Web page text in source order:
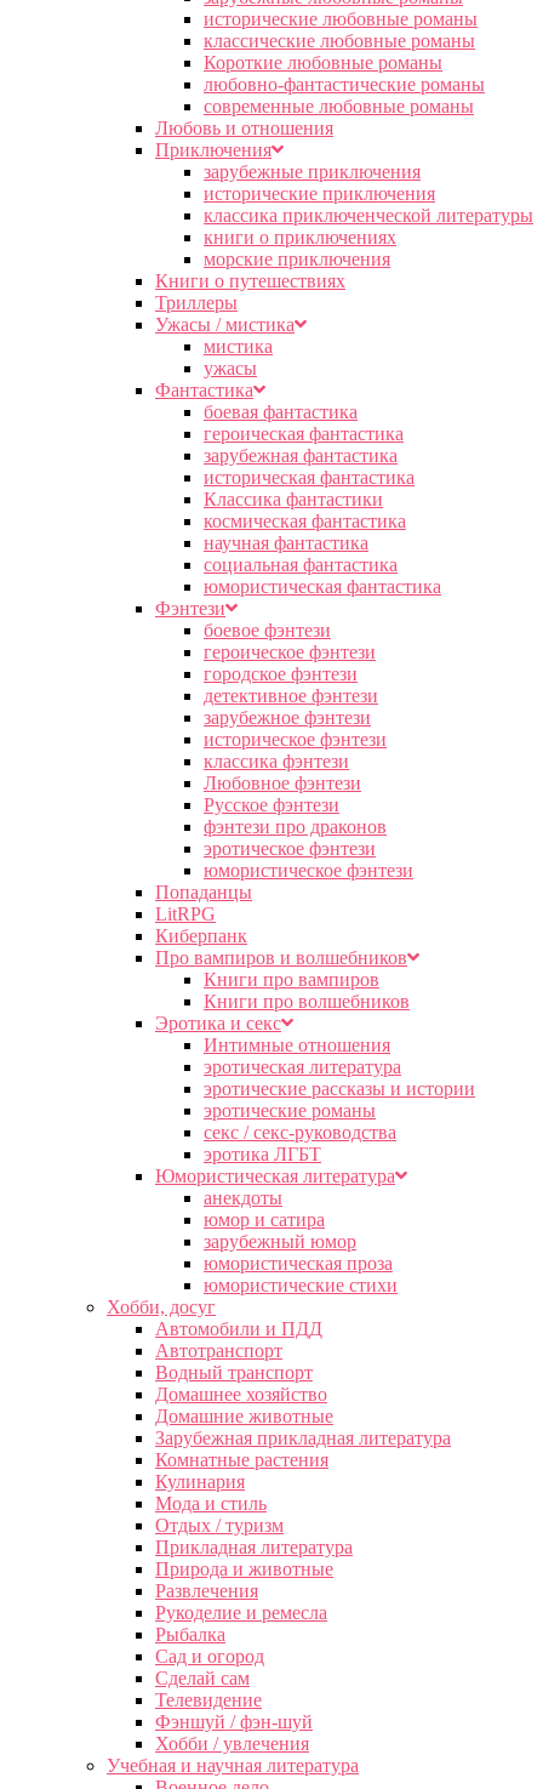
исторические любовные романы
классические любовные романы
Короткие любовные романы
любовно-фантастические романы
современные любовные романы
Любовь и отношения
Приключения
зарубежные приключения
исторические приключения
классика приключенческой литературы
книги о приключениях
морские приключения
Книги о путешествиях
Триллеры
Ужасы / мистика
мистика
ужасы
Фантастика
боевая фантастика
героическая фантастика
зарубежная фантастика
историческая фантастика
Классика фантастики
космическая фантастика
научная фантастика
социальная фантастика
юмористическая фантастика
Фэнтези
боевое фэнтези
героическое фэнтези
городское фэнтези
детективное фэнтези
зарубежное фэнтези
историческое фэнтези
классика фэнтези
Любовное фэнтези
Русское фэнтези
фэнтези про драконов
эротическое фэнтези
юмористическое фэнтези
Попаданцы
LitRPG
Киберпанк
Про вампиров и волшебников
Книги про вампиров
Книги про волшебников
Эротика и секс
Интимные отношения
эротическая литература
эротические рассказы и истории
эротические романы
секс / секс-руководства
эротика ЛГБТ
Юмористическая литература
анекдоты
юмор и сатира
зарубежный юмор
юмористическая проза
юмористические стихи
Хобби, досуг
Автомобили и ПДД
Автотранспорт
Водный транспорт
Домашнее хозяйство
Домашние животные
Зарубежная прикладная литература
Комнатные растения
Кулинария
Мода и стиль
Отдых / туризм
Прикладная литература
Природа и животные
Развлечения
Рукоделие и ремесла
Рыбалка
Сад и огород
Сделай сам
Телевидение
Фэншуй / фэн-шуй
Хобби / увлечения
Учебная и научная литература